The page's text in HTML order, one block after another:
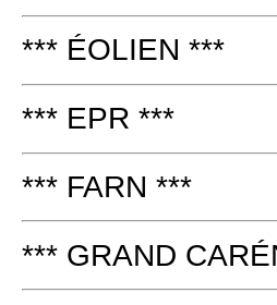
*** ÉOLIEN ***
*** EPR ***
*** FARN ***
*** GRAND